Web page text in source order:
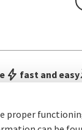
proper
fast and easy